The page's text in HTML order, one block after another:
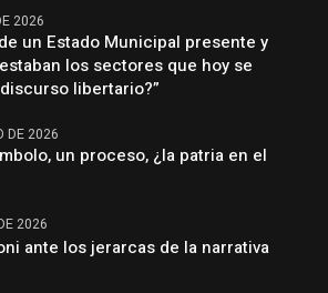
2026
un Estado Municipal presente y
los sectores que hoy se
libertario?”
DE 2026
un proceso, ¿la patria en el
2026
ante los jerarcas de la narrativa